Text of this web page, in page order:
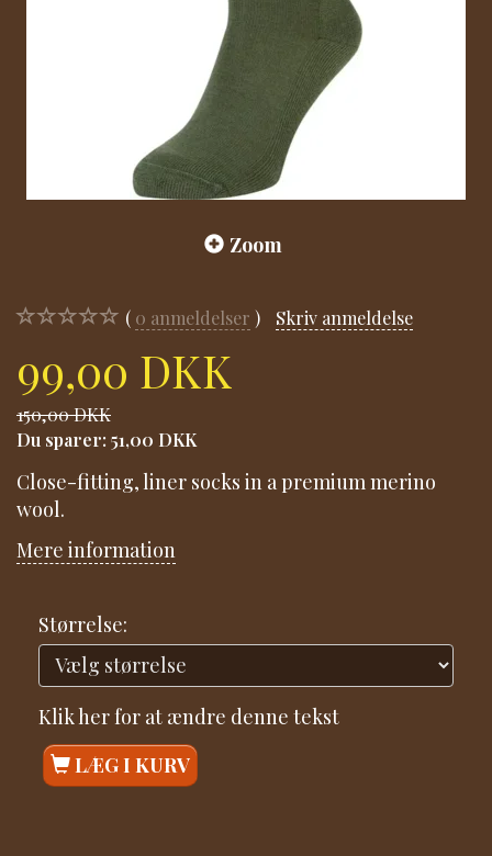
Zoom
0 anmeldelser Skriv anmeldelse
99,00 DKK
150,00 DKK
Du sparer: 51,00 DKK
Close-fitting, liner socks in a premium merino
wool.
Mere information
Størrelse:
Klik her for at ændre denne tekst
LÆG I KURV